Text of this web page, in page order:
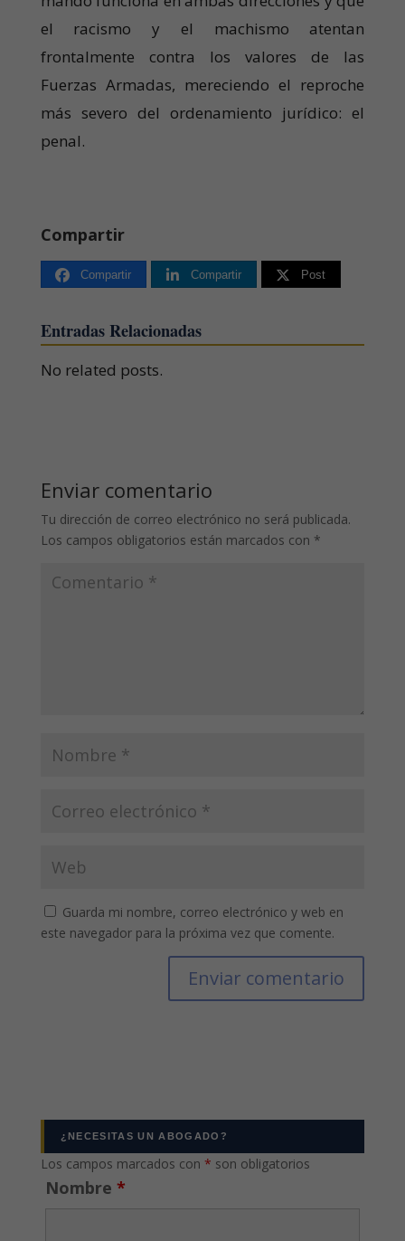
el racismo y el machismo atentan
frontalmente contra los valores de las
Fuerzas Armadas, mereciendo el reproche
más severo del ordenamiento jurídico: el
penal.
Compartir
Compartir Compartir Post
Entradas Relacionadas
No related posts.
Enviar comentario
Tu dirección de correo electrónico no será publicada.
Los campos obligatorios están marcados con *
Guarda mi nombre, correo electrónico y web en
este navegador para la próxima vez que comente.
¿NECESITAS UN ABOGADO?
Los campos marcados con * son obligatorios
Nombre *